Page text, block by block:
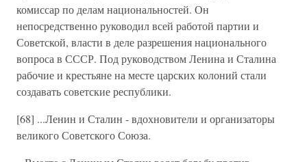
комиссар по делам национальностей. Он
непосредственно руководил всей работой партии и
Советской, власти в деле разрешения национального
вопроса в СССР. Под руководством Ленина и Сталина
рабочие и крестьяне на месте царских колоний стали
создавать советские республики.
[68] ...Ленин и Сталин - вдохновители и организаторы
великого Советского Союза.